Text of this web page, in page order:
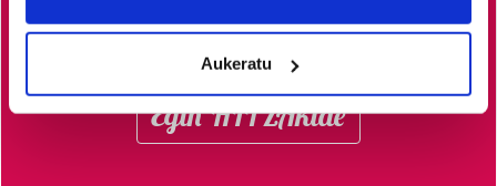
Identify your device by actively scanning it for
specific characteristics (fingerprinting)
Find out more about how your personal data is processed
Aukeratu
Egin HITZAkide